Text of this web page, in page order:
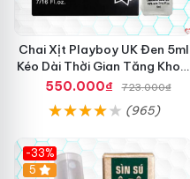
Chai Xịt Playboy UK Đen 5ml
Kéo Dài Thời Gian Tăng Khoái
Cảm
550.000₫ 723.000₫
(965)
-33%
5